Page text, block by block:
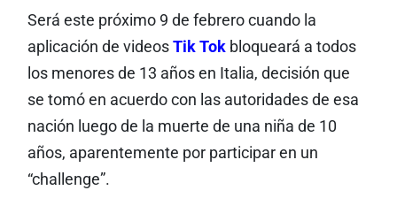
Será este próximo 9 de febrero cuando la
aplicación de videos Tik Tok bloqueará a todos
los menores de 13 años en Italia, decisión que
se tomó en acuerdo con las autoridades de esa
nación luego de la muerte de una niña de 10
años, aparentemente por participar en un
“challenge”.